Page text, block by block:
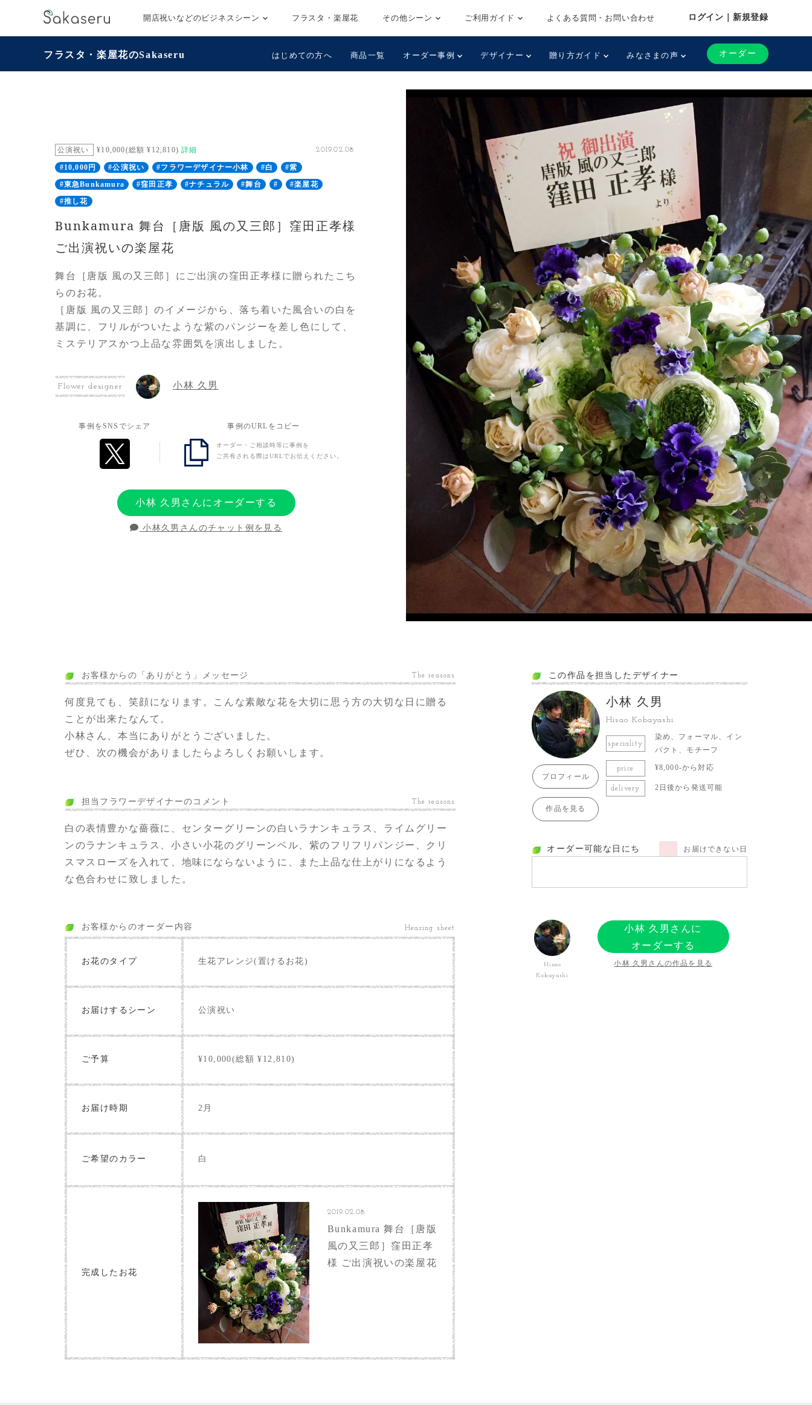
開店祝いなどのビジネスシーン フラスタ・楽屋花 その他シーン ご利用ガイド よくある質問・お問い合わせ ログイン｜新規登録
フラスタ・楽屋花のSakaseru はじめての方へ 商品一覧 オーダー事例 デザイナー 贈り方ガイド みなさまの声 オーダー
公演祝い ¥10,000(総額 ¥12,810)詳細 2019.02.08
#10,000円 #公演祝い #フラワーデザイナー小林 #白
#紫
#東急Bunkamura
#窪田正孝 #ナチュラル #舞台 #
#楽屋花
#推し花
Bunkamura 舞台［唐版 風の又三郎］窪田正孝様
ご出演祝いの楽屋花
舞台［唐版 風の又三郎］にご出演の窪田正孝様に贈られたこち
らのお花。
［唐版 風の又三郎］のイメージから、落ち着いた風合いの白を
基調に、フリルがついたような紫のパンジーを差し色にして、
ミステリアスかつ上品な雰囲気を演出しました。
Flower designer 小林 久男
事例をSNSでシェア 事例のURLをコピー
オーダー・ご相談時等に事例を
ご共有される際はURLでお伝えください。
小林 久男さんにオーダーする
小林久男さんのチャット例を見る
お客様からの「ありがとう」メッセージ The reasons
何度見ても、笑顔になります。こんな素敵な花を大切に思う方の大切な日に贈る
ことが出来たなんて。
小林さん、本当にありがとうございました。
ぜひ、次の機会がありましたらよろしくお願いします。
担当フラワーデザイナーのコメント The reasons
白の表情豊かな薔薇に、センターグリーンの白いラナンキュラス、ライムグリー
ンのラナンキュラス、小さい小花のグリーンベル、紫のフリフリパンジー、クリ
スマスローズを入れて、地味にならないように、また上品な仕上がりになるよう
な色合わせに致しました。
お客様からのオーダー内容 Hearing sheet
お花のタイプ 生花アレンジ(置けるお花)
お届けするシーン 公演祝い
ご予算 ¥10,000(総額 ¥12,810)
お届け時期 2月
ご希望のカラー 白
完成したお花
2019.02.08
Bunkamura 舞台［唐版
風の又三郎］窪田正孝
様 ご出演祝いの楽屋花
この作品を担当したデザイナー
プロフィール
作品を見る
小林 久男
Hisao Kobayashi
speciality
染め、フォーマル、イン
パクト、モチーフ
price ¥8,000-から対応
delivery 2日後から発送可能
オーダー可能な日にち お届けできない日
Hisao
Kobayashi
小林 久男さんに
オーダーする
小林 久男さんの作品を見る